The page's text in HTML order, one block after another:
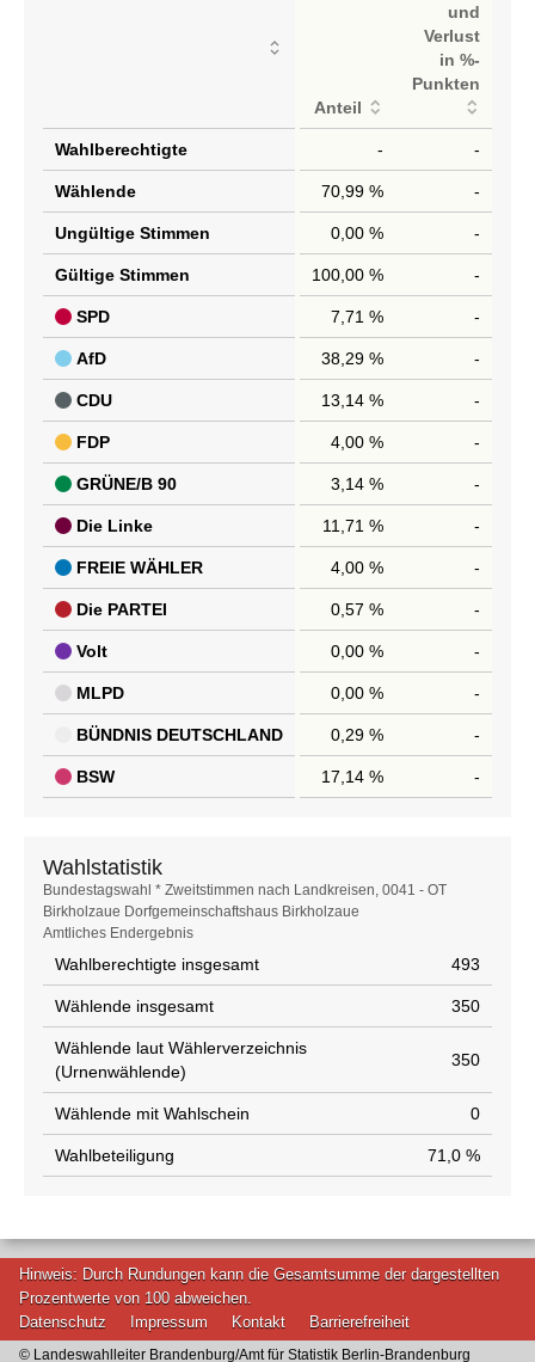
Anteil
und
Verlust
in %-
Punkten
Wahlberechtigte - -
Wählende 70,99 % -
Ungültige Stimmen 0,00 % -
Gültige Stimmen 100,00 % -
SPD 7,71 % -
AfD 38,29 % -
CDU 13,14 % -
FDP 4,00 % -
GRÜNE/B 90 3,14 % -
Die Linke 11,71 % -
FREIE WÄHLER 4,00 % -
Die PARTEI 0,57 % -
Volt 0,00 % -
MLPD 0,00 % -
BÜNDNIS DEUTSCHLAND 0,29 % -
BSW 17,14 % -
Wahlstatistik
Wahlstatistik
Bundestagswahl * Zweitstimmen nach Landkreisen, 0041 - OT
Birkholzaue Dorfgemeinschaftshaus Birkholzaue
Amtliches Endergebnis
Wahlberechtigte insgesamt 493
Wählende insgesamt 350
Wählende laut Wählerverzeichnis
(Urnenwählende)
350
Wählende mit Wahlschein 0
Wahlbeteiligung 71,0 %
Hinweis: Durch Rundungen kann die Gesamtsumme der dargestellten
Prozentwerte von 100 abweichen.
Datenschutz
Impressum Kontakt Barrierefreiheit
© Landeswahlleiter Brandenburg/Amt für Statistik Berlin-Brandenburg